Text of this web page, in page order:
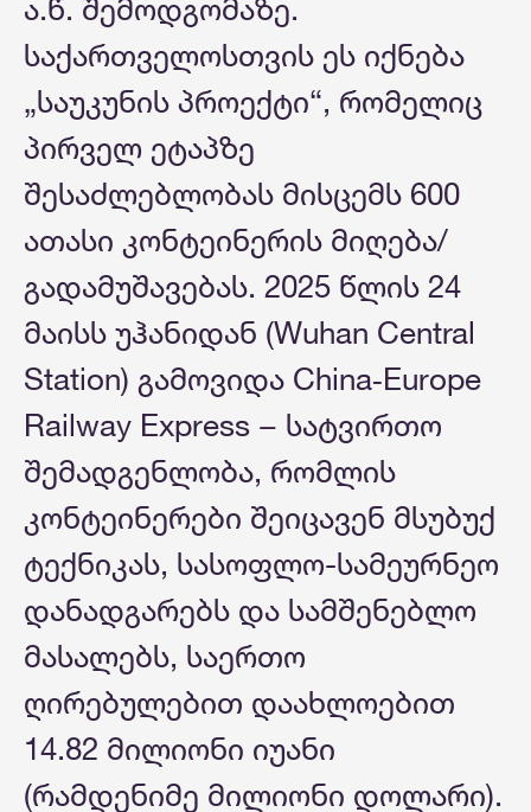
ა.წ. შემოდგომაზე.
საქართველოსთვის ეს იქნება
„საუკუნის პროექტი“, რომელიც
პირველ ეტაპზე
შესაძლებლობას მისცემს 600
ათასი კონტეინერის მიღება/
გადამუშავებას. 2025 წლის 24
მაისს უჰანიდან (Wuhan Central
Station) გამოვიდა China‑Europe
Railway Express − სატვირთო
შემადგენლობა, რომლის
კონტეინერები შეიცავენ მსუბუქ
ტექნიკას, სასოფლო-სამეურნეო
დანადგარებს და სამშენებლო
მასალებს, საერთო
ღირებულებით დაახლოებით
14.82 მილიონი იუანი
(რამდენიმე მილიონი დოლარი).